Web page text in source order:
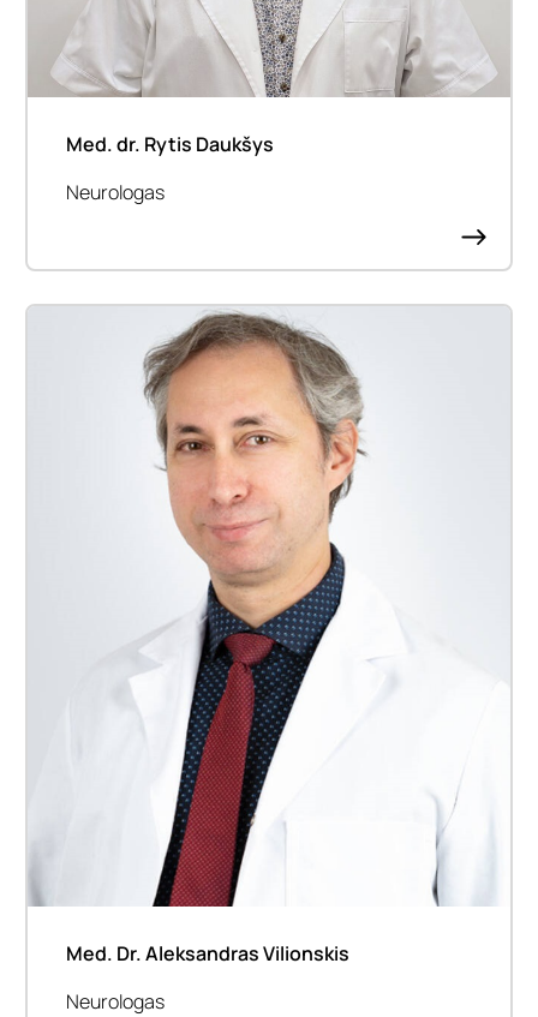
Med. dr. Rytis Daukšys
Neurologas
Med. Dr. Aleksandras Vilionskis
Neurologas